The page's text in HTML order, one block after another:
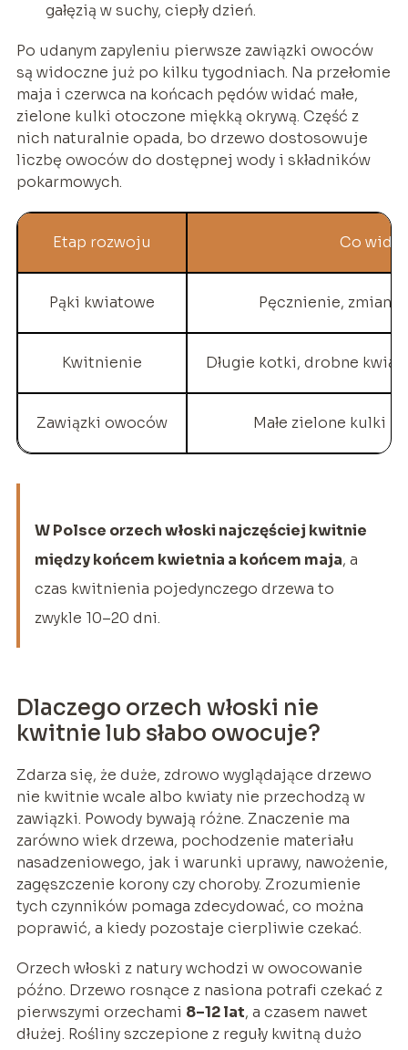
gałęzią w suchy, ciepły dzień.
Po udanym zapyleniu pierwsze zawiązki owoców
są widoczne już po kilku tygodniach. Na przełomie
maja i czerwca na końcach pędów widać małe,
zielone kulki otoczone miękką okrywą. Część z
nich naturalnie opada, bo drzewo dostosowuje
liczbę owoców do dostępnej wody i składników
pokarmowych.
Etap rozwoju Co
Pąki kwiatowe Pęcznienie, zmiana
Kwitnienie Długie kotki, drobne
Zawiązki owoców Małe zielone kulki
W Polsce orzech włoski najczęściej kwitnie
między końcem kwietnia a końcem maja, a
czas kwitnienia pojedynczego drzewa to
zwykle 10–20 dni.
Dlaczego orzech włoski nie
kwitnie lub słabo owocuje?
Zdarza się, że duże, zdrowo wyglądające drzewo
nie kwitnie wcale albo kwiaty nie przechodzą w
zawiązki. Powody bywają różne. Znaczenie ma
zarówno wiek drzewa, pochodzenie materiału
nasadzeniowego, jak i warunki uprawy, nawożenie,
zagęszczenie korony czy choroby. Zrozumienie
tych czynników pomaga zdecydować, co można
poprawić, a kiedy pozostaje cierpliwie czekać.
Orzech włoski z natury wchodzi w owocowanie
późno. Drzewo rosnące z nasiona potrafi czekać z
pierwszymi orzechami 8–12 lat, a czasem nawet
dłużej. Rośliny szczepione z reguły kwitną dużo